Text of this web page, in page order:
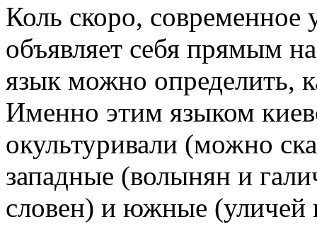
Коль скоро, современное
объявляет себя прямым
язык можно определить,
Именно этим языком
окультуривали (можно
западные (волынян и
словен) и южные (уличей